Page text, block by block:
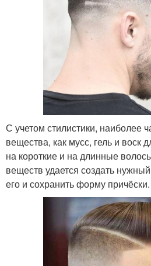
С учетом стилистики, наиболее
вещества, как мусс, гель и воск
на короткие и на длинные
веществ удается создать
его и сохранить форму причёски.